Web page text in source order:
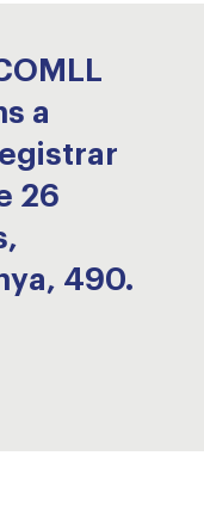
a
26
490.